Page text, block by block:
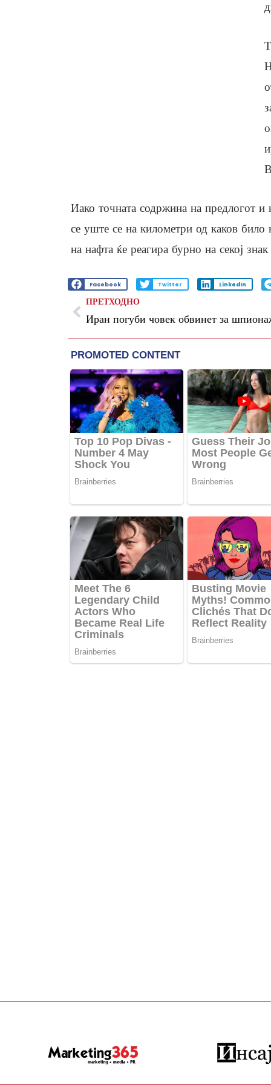
Иако точната содржина на предлогот и
се уште се на километри од каков било
на нафта ќе реагира бурно на секој
Facebook Twitter LinkedIn
ПРЕТХОДНО